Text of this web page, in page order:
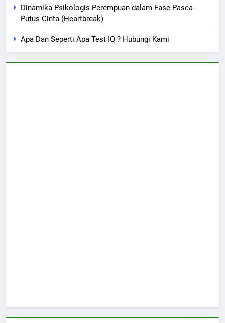
Dinamika Psikologis Perempuan dalam Fase Pasca-
Putus Cinta (Heartbreak)
Apa Dan Seperti Apa Test IQ ? Hubungi Kami